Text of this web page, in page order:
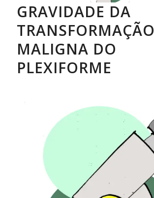
GRAVIDADE DA
TRANSFORMAÇÃO
MALIGNA DO
PLEXIFORME